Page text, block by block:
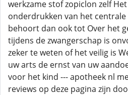
werkzame stof zopiclon zelf
onderdrukken van het centrale
behoort dan ook tot Over het
tijdens de zwangerschap is
zeker te weten of het veilig is
uw arts de ernst van uw
voor het kind --- apotheek nl
reviews op deze pagina zijn